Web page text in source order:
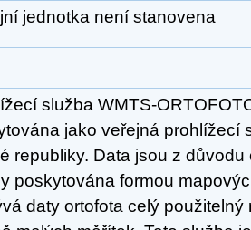
jednotka není stanovena
služba WMTS-
jako veřejná prohlížecí
republiky. Data jsou z
poskytována formou
daty ortofota celý použitelný